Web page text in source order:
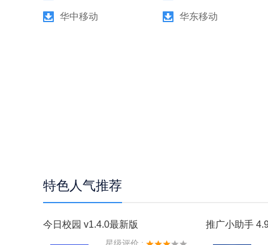
华中移动 华东移动
特色人气推荐
今日校园 v1.4.0最新版 推广小助手